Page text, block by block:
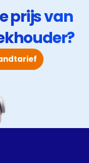
prijs van